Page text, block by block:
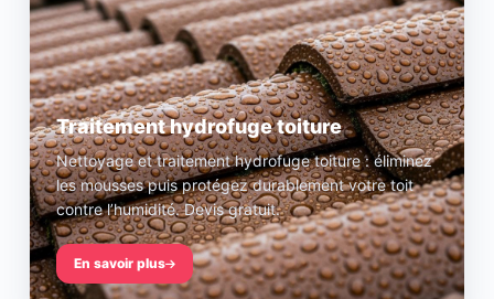
Traitement hydrofuge toiture
Nettoyage et traitement hydrofuge toiture : éliminez
les mousses puis protégez durablement votre toit
contre l’humidité. Devis gratuit.
En savoir plus